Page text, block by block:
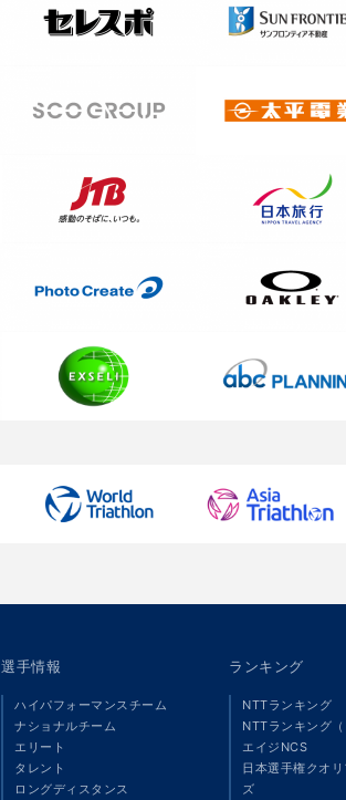
選手情報
ハイパフォーマンスチーム
ナショナルチーム
エリート
タレント
ロングディスタンス
ランキング
NTTランキング
NTTランキング
エイジNCS
日本選手権クオ
ズ